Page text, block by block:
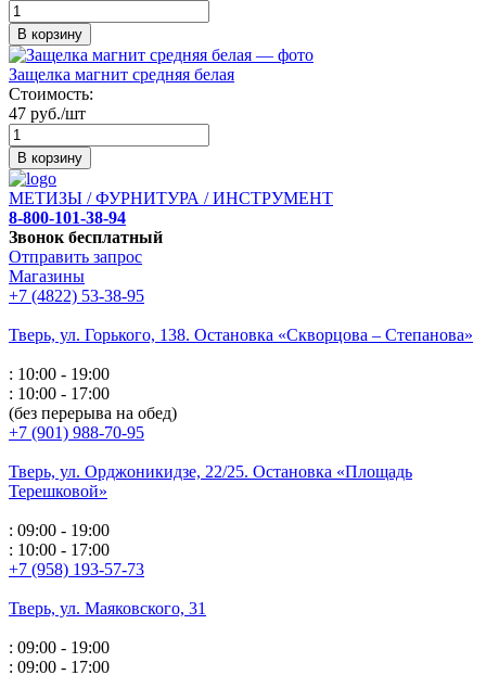
В корзину
Защелка магнит средняя белая
Стоимость:
47 руб./шт
В корзину
МЕТИЗЫ / ФУРНИТУРА / ИНСТРУМЕНТ
8-800-101-38-94
Звонок бесплатный
Отправить запрос
Магазины
+7 (4822) 53-38-95
Тверь, ул. Горького, 138. Остановка «Скворцова – Степанова»
: 10:00 - 19:00
: 10:00 - 17:00
(без перерыва на обед)
+7 (901) 988-70-95
Тверь, ул. Орджоникидзе, 22/25. Остановка «Площадь
Терешковой»
: 09:00 - 19:00
: 10:00 - 17:00
+7 (958) 193-57-73
Тверь, ул. Маяковского, 31
: 09:00 - 19:00
: 09:00 - 17:00